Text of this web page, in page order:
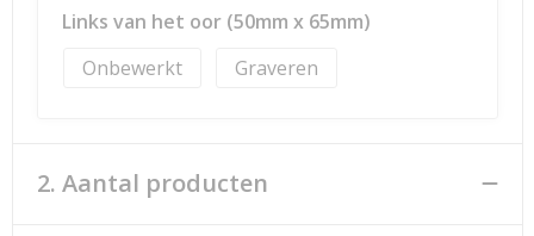
Links van het oor (50mm x 65mm)
Onbewerkt
Graveren
2. Aantal producten